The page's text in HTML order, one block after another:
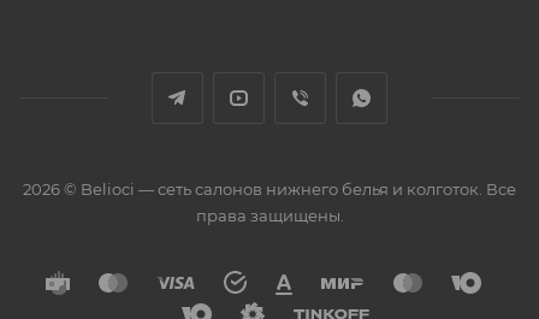
2026 © Belioci — сеть салонов нижнего белья и колготок. Все
права защищены.